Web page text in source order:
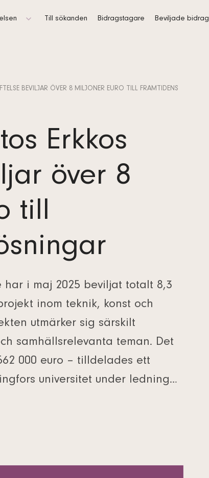
Till sökanden Bidragstagare Beviljade bidrag
BEVILJAR ÖVER 8 MILJONER EURO TILL FRAMTIDENS
Erkkos
över 8
till
har i maj 2025 beviljat totalt 8,3
inom teknik, konst och
utmärker sig särskilt
samhällsrelevanta teman. Det
000 euro – tilldelades ett
universitet under ledning…